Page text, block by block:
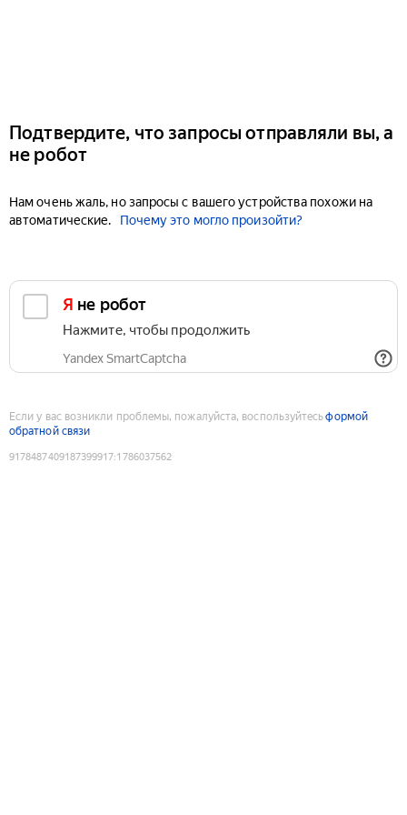
Подтвердите, что запросы отправляли вы, а
не робот
Нам очень жаль, но запросы с вашего устройства похожи на
автоматические.
Почему это могло произойти?
Я не робот
Нажмите, чтобы продолжить
Yandex SmartCaptcha
Если у вас возникли проблемы, пожалуйста, воспользуйтесьформой
обратной связи
9178487409187399917:1786037562